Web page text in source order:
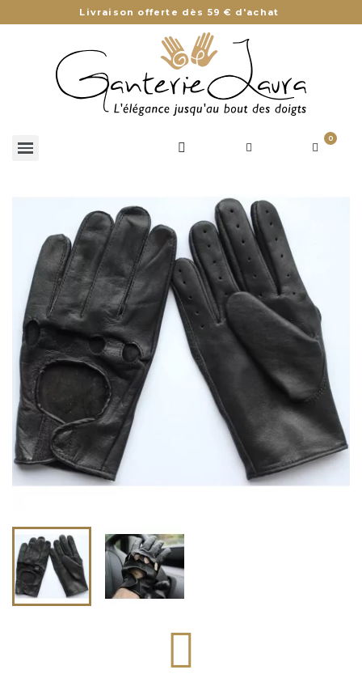
Livraison offerte dès 59 € d'achat
0